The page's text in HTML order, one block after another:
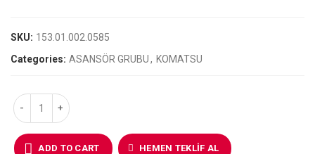
SKU: 153.01.002.0585
Categories: ASANSÖR GRUBU, KOMATSU
ADD TO CART HEMEN TEKLIF AL